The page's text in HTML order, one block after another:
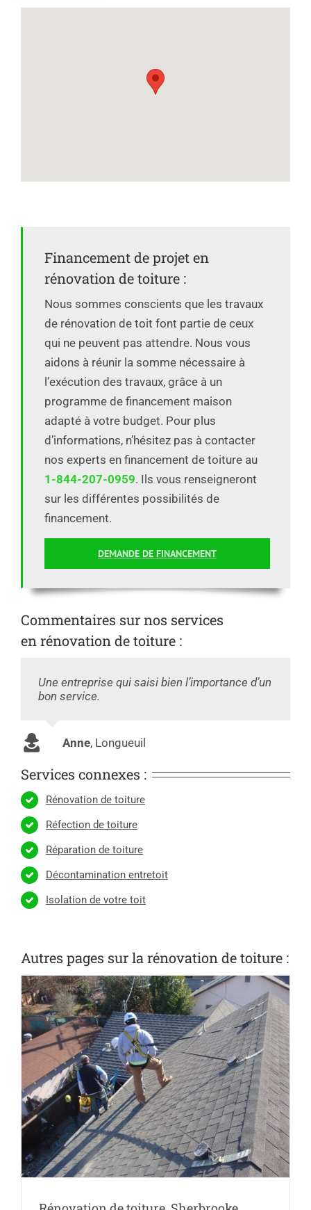
Financement de projet en
rénovation de toiture :
Nous sommes conscients que les travaux
de rénovation de toit font partie de ceux
qui ne peuvent pas attendre. Nous vous
aidons à réunir la somme nécessaire à
l’exécution des travaux, grâce à un
programme de financement maison
adapté à votre budget. Pour plus
d’informations, n’hésitez pas à contacter
nos experts en financement de toiture au
1-844-207-0959. Ils vous renseigneront
sur les différentes possibilités de
financement.
DEMANDE DE FINANCEMENT
Commentaires sur nos services
en rénovation de toiture :
Une entreprise qui saisi bien l’importance d’un
bon service.
Anne, Longueuil
Services connexes :
Rénovation de toiture
Réfection de toiture
Réparation de toiture
Décontamination entretoit
Isolation de votre toit
Autres pages sur la rénovation de toiture :